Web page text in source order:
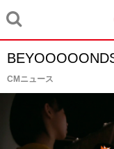
CMニュース